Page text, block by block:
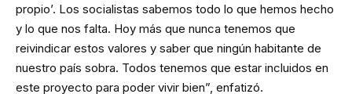
propio’. Los socialistas sabemos todo lo que hemos hecho
y lo que nos falta. Hoy más que nunca tenemos que
reivindicar estos valores y saber que ningún habitante de
nuestro país sobra. Todos tenemos que estar incluidos en
este proyecto para poder vivir bien”, enfatizó.